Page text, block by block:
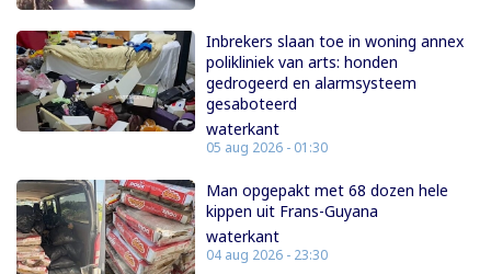
Inbrekers slaan toe in woning annex
polikliniek van arts: honden
gedrogeerd en alarmsysteem
gesaboteerd
waterkant
05 aug 2026 - 01:30
Man opgepakt met 68 dozen hele
kippen uit Frans-Guyana
waterkant
04 aug 2026 - 23:30